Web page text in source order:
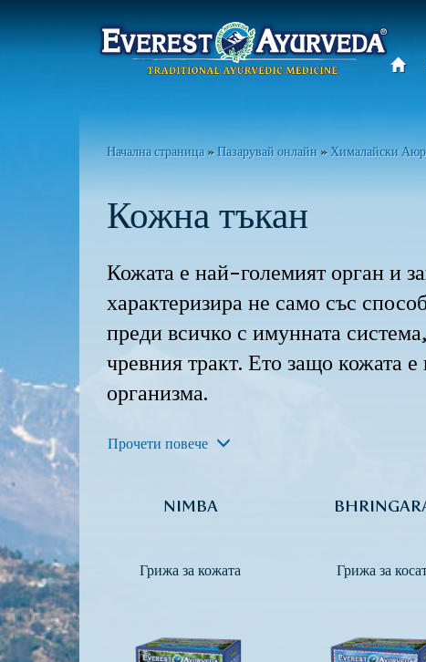
Основно
Вие
сте
тук
Начална страница »Пазарувай онлайн » Хималайски
Кожна тъкан
Кожата е най-големият орган и
характеризира не само със
преди всичко с имунната
чревния тракт. Ето защо кожата
организма.
Прочети повече
NIMBA
Грижа за кожата Грижа за